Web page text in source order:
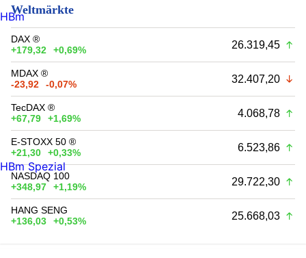
Weltmärkte
DAX ®
+179,32
+0,69% 26.319,45
MDAX ®
-23,92
-0,07% 32.407,20
TecDAX ®
+67,79
+1,69% 4.068,78
E-STOXX 50 ®
+21,30
+0,33% 6.523,86
NASDAQ 100
+348,97
+1,19% 29.722,30
HANG SENG
+136,03
+0,53% 25.668,03
HBm
HBm Spezial